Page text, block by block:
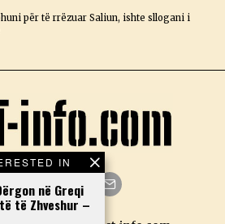
për të rrëzuar Saliun, ishte sllogani i
IN
në Greqi
të Zhveshur –
TwitterInstagram
LinkedInYouTube